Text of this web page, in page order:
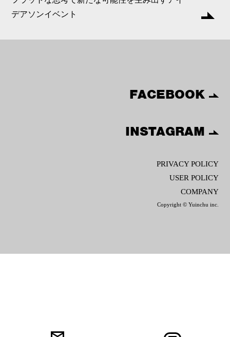
デアソンイベント
FACEBOOK
INSTAGRAM
PRIVACY POLICY
USER POLICY
COMPANY
Copyright © Yuinchu inc.